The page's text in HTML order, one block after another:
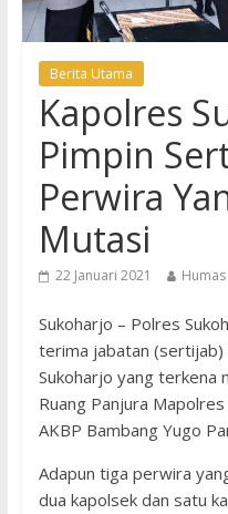
Berita Utama
Kapolres
Pimpin
Perwira
Mutasi
22 Januari 2021
Sukoharjo – Polres
terima jabatan
Sukoharjo yang terkena
Ruang Panjura
AKBP Bambang Yugo
Adapun tiga perwira
dua kapolsek dan satu